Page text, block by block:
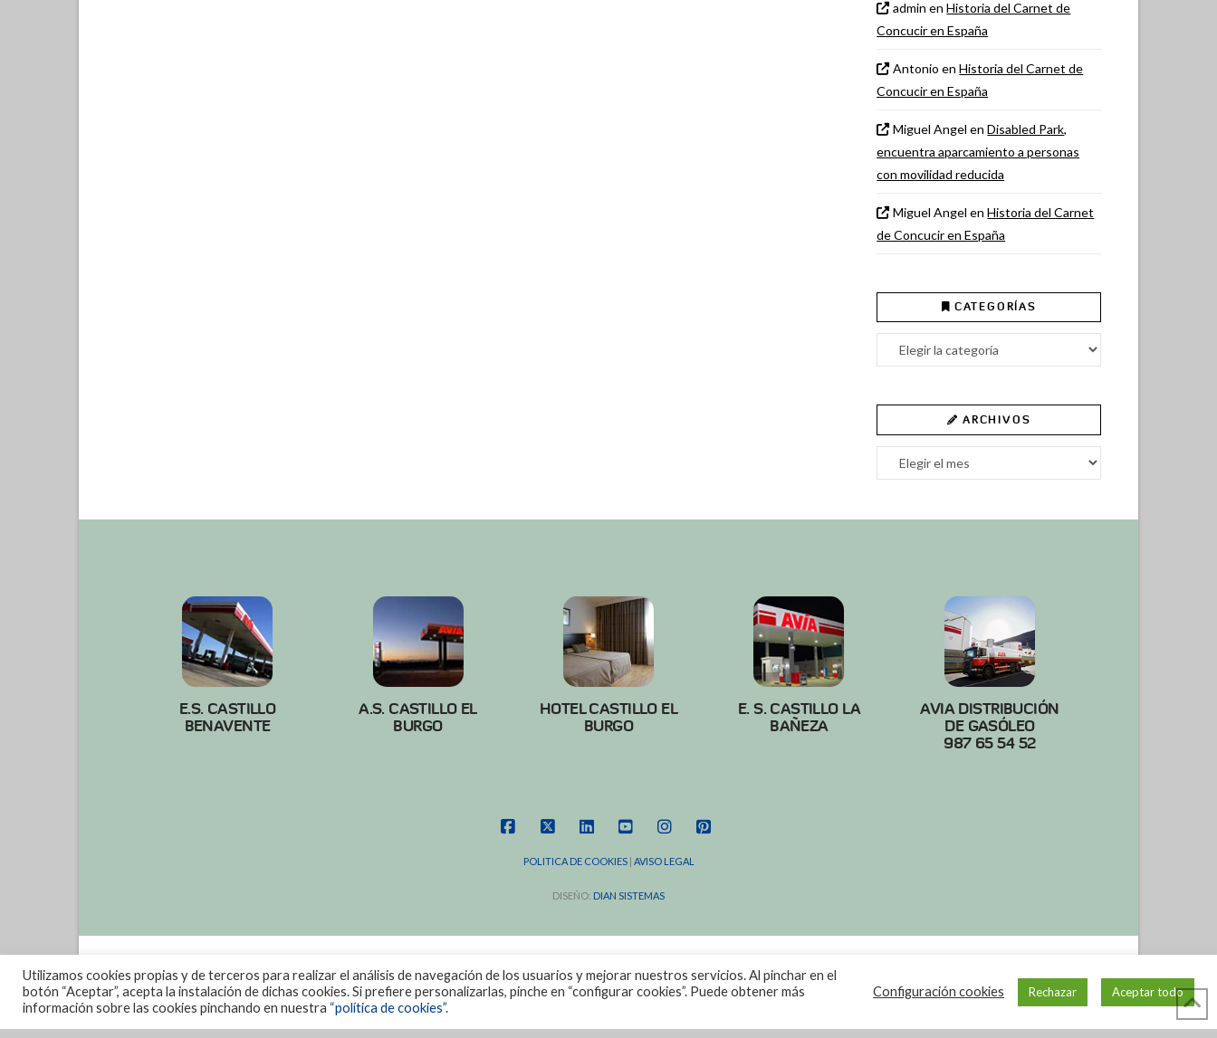
admin enHistoria del Carnet de
Concucir en España
Antonio enHistoria del Carnet de
Concucir en España
Miguel Angel enDisabled Park,
encuentra aparcamiento a personas
con movilidad reducida
Miguel Angel enHistoria del Carnet
de Concucir en España
CATEGORÍAS
Categorías
ARCHIVOS
Archivos
E.S. CASTILLO
BENAVENTE
A.S. CASTILLO EL
BURGO
HOTEL CASTILLO EL
BURGO
E. S. CASTILLO LA
BAÑEZA
AVIA DISTRIBUCIÓN
DE GASÓLEO
987 65 54 52
POLITICA DE COOKIES| AVISO LEGAL
DISEÑO: DIAN SISTEMAS
Utilizamos cookies propias y de terceros para realizar el análisis de navegación de los usuarios y mejorar nuestros servicios. Al pinchar en el
botón “Aceptar”, acepta la instalación de dichas cookies. Si prefiere personalizarlas, pinche en “configurar cookies”. Puede obtener más
información sobre las cookies pinchando en nuestra “política de cookies”.
Configuración cookies Rechazar Aceptar todo